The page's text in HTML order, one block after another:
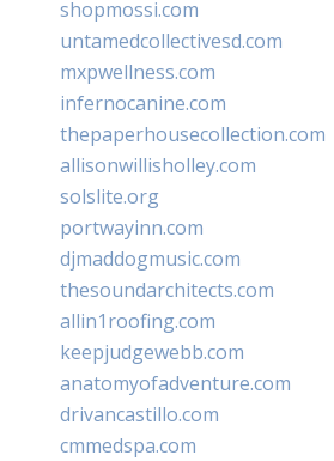
shopmossi.com
untamedcollectivesd.com
mxpwellness.com
infernocanine.com
thepaperhousecollection.com
allisonwillisholley.com
solslite.org
portwayinn.com
djmaddogmusic.com
thesoundarchitects.com
allin1roofing.com
keepjudgewebb.com
anatomyofadventure.com
drivancastillo.com
cmmedspa.com